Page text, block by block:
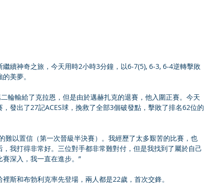
續神奇之旅，今天用時2小時3分鐘，以6-7(5), 6-3, 6-4逆轉擊敗
美夢。
輪輸給了克拉恩，但是由於邁赫扎克的退賽，他入圍正賽。今天
發出了27記ACES球，挽救了全部3個破發點，擊敗了排名62位的
難以置信（第一次晉級半決賽）。我經歷了太多艱苦的比賽，也
我打得非常好。三位對手都非常難對付，但是我找到了屬於自己
深入，我一直在進步。”
斯和布勃利克率先登場，兩人都是22歲，首次交鋒。